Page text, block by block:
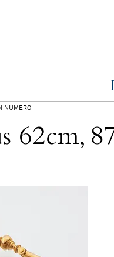
NUMERO
62cm,